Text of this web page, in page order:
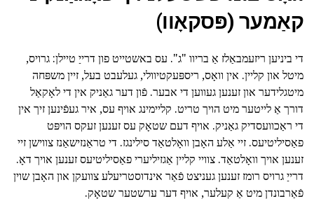
קאַמער (פּסקאָוו)
די ביניען ריזעמבאַלז אַ בריוו "ג". עס באשטייט פון דרייַ טיילן: גרויס,
מיטל און קליין. אין וואָס, ריספּעקטיוולי, געלעבט בעל, זיין משפּחה
מיטגלידער און זענען געווען די אבער. פֿון דער גאַניק אין די לאָקאַל
דורך אַ לייטער מיט הויך טריט. קליימינג אויף עס, איר געפֿינען זיך אין
די ראַכוועסדיק גאַניק. אויף דעם שטאָק עס זענען זעקס הויפּט
פאַסיליטיעס. זיי אַלע האָבן וואָלטאַד סילינגז. די טראַנזישאַנז צווישן זיי
זענען אויך וואָלטאַד. צוויי קליין אַגזיליערי פאַסיליטיעס זענען אויך דאָ.
דרייַ גרויס רומז זענען געניצט פֿאַר אינדוסטריעלע צוועקן און האָבן שוין
פֿאַרבונדן מיט אַ קעלער, אויף דער ערשטער שטאָק.